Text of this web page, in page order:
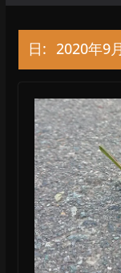
日: 2020年9